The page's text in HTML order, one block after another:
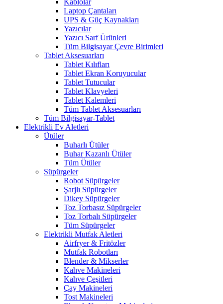
Kablolar
Laptop Çantaları
UPS & Güç Kaynakları
Yazıcılar
Yazıcı Sarf Ürünleri
Tüm Bilgisayar Çevre Birimleri
Tablet Aksesuarları
Tablet Kılıfları
Tablet Ekran Koruyucular
Tablet Tutucular
Tablet Klavyeleri
Tablet Kalemleri
Tüm Tablet Aksesuarları
Tüm Bilgisayar-Tablet
Elektrikli Ev Aletleri
Ütüler
Buharlı Ütüler
Buhar Kazanlı Ütüler
Tüm Ütüler
Süpürgeler
Robot Süpürgeler
Şarjlı Süpürgeler
Dikey Süpürgeler
Toz Torbasız Süpürgeler
Toz Torbalı Süpürgeler
Tüm Süpürgeler
Elektrikli Mutfak Aletleri
Airfryer & Fritözler
Mutfak Robotları
Blender & Mikserler
Kahve Makineleri
Kahve Çeşitleri
Çay Makineleri
Tost Makineleri